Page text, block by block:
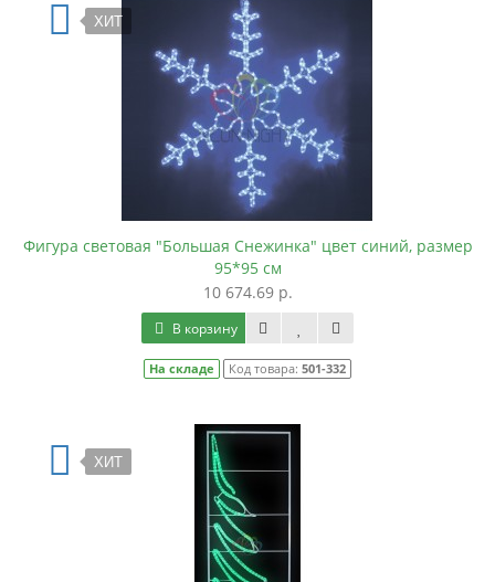
ХИТ
Фигура световая "Большая Снежинка" цвет синий, размер
95*95 см
10 674.69 р.
В корзину
На складе Код товара: 501-332
ХИТ